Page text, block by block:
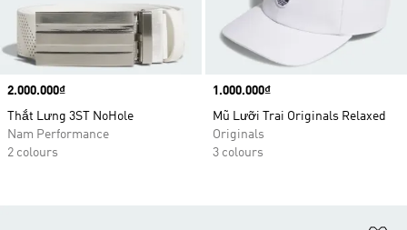
Price
2.000.000₫
Thắt Lưng 3ST NoHole
Nam Performance
2 colours
Price
1.000.000₫
Mũ Lưỡi Trai Originals Relaxed
Originals
3 colours